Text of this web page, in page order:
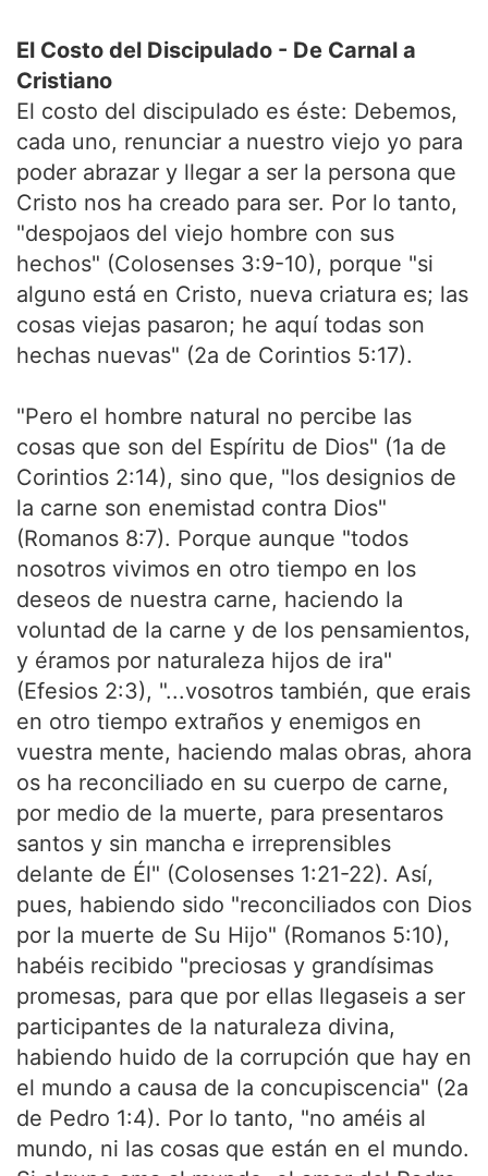
El Costo del Discipulado - De Carnal a
Cristiano
El costo del discipulado es éste: Debemos,
cada uno, renunciar a nuestro viejo yo para
poder abrazar y llegar a ser la persona que
Cristo nos ha creado para ser. Por lo tanto,
"despojaos del viejo hombre con sus
hechos" (Colosenses 3:9-10), porque "si
alguno está en Cristo, nueva criatura es; las
cosas viejas pasaron; he aquí todas son
hechas nuevas" (2a de Corintios 5:17).
"Pero el hombre natural no percibe las
cosas que son del Espíritu de Dios" (1a de
Corintios 2:14), sino que, "los designios de
la carne son enemistad contra Dios"
(Romanos 8:7). Porque aunque "todos
nosotros vivimos en otro tiempo en los
deseos de nuestra carne, haciendo la
voluntad de la carne y de los pensamientos,
y éramos por naturaleza hijos de ira"
(Efesios 2:3), "...vosotros también, que erais
en otro tiempo extraños y enemigos en
vuestra mente, haciendo malas obras, ahora
os ha reconciliado en su cuerpo de carne,
por medio de la muerte, para presentaros
santos y sin mancha e irreprensibles
delante de Él" (Colosenses 1:21-22). Así,
pues, habiendo sido "reconciliados con Dios
por la muerte de Su Hijo" (Romanos 5:10),
habéis recibido "preciosas y grandísimas
promesas, para que por ellas llegaseis a ser
participantes de la naturaleza divina,
habiendo huido de la corrupción que hay en
el mundo a causa de la concupiscencia" (2a
de Pedro 1:4). Por lo tanto, "no améis al
mundo, ni las cosas que están en el mundo.